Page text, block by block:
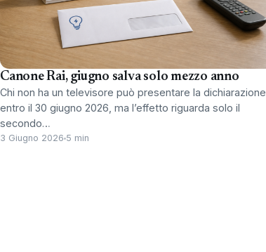
Canone Rai, giugno salva solo mezzo anno
Chi non ha un televisore può presentare la dichiarazione
entro il 30 giugno 2026, ma l’effetto riguarda solo il
secondo…
3 Giugno 2026 5 min